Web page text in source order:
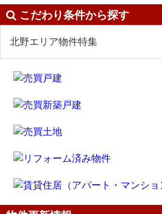
こだわり条件から探す
北野エリア物件特集